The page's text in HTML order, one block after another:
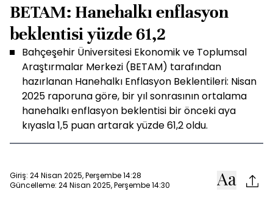
BETAM: Hanehalkı enflasyon
beklentisi yüzde 61,2
Bahçeşehir Üniversitesi Ekonomik ve Toplumsal
Araştırmalar Merkezi (BETAM) tarafından
hazırlanan Hanehalkı Enflasyon Beklentileri: Nisan
2025 raporuna göre, bir yıl sonrasının ortalama
hanehalkı enflasyon beklentisi bir önceki aya
kıyasla 1,5 puan artarak yüzde 61,2 oldu.
Giriş: 24 Nisan 2025, Perşembe 14:28
Güncelleme: 24 Nisan 2025, Perşembe 14:30